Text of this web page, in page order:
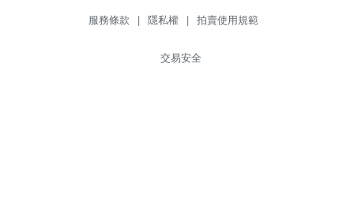
服務條款 | 隱私權 | 拍賣使用規範
交易安全